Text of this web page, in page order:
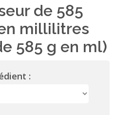
de 585
millilitres
585 g en ml)
: